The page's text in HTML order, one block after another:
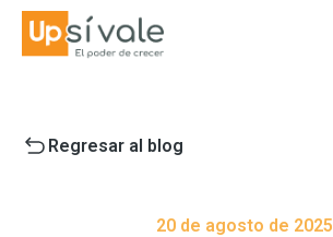
Regresar al blog
20 de agosto de 2025